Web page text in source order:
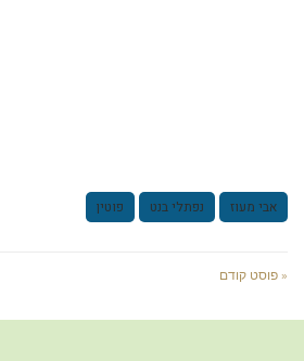
אבי מעוז נפתלי בנט פוטין
« פוסט קודם